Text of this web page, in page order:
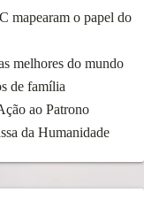
mapearam o papel do
melhores do mundo
de família
ao Patrono
da Humanidade